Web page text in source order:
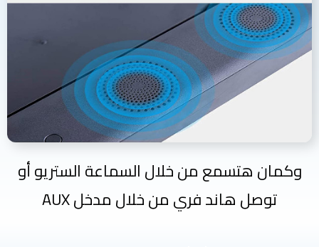
وكمان هتسمع من خلال السماعة الستريو أو
توصل هاند فري من خلال مدخل AUX